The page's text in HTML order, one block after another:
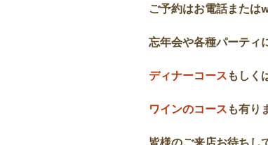
ご予約はお電話または
忘年会や各種パーティ
ディナーコース もしく
ワインのコース も有り
皆様のご来店お待ちし